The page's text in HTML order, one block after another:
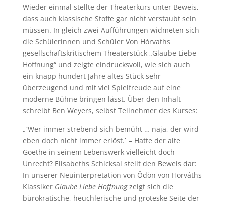
Wieder einmal stellte der Theaterkurs unter Beweis,
dass auch klassische Stoffe gar nicht verstaubt sein
müssen. In gleich zwei Aufführungen widmeten sich
die Schülerinnen und Schüler Von Hórvaths
gesellschaftskritischem Theaterstück „Glaube Liebe
Hoffnung“ und zeigte eindrucksvoll, wie sich auch
ein knapp hundert Jahre altes Stück sehr
überzeugend und mit viel Spielfreude auf eine
moderne Bühne bringen lässt. Über den Inhalt
schreibt Ben Weyers, selbst Teilnehmer des Kurses:
„`Wer immer strebend sich bemüht … naja, der wird
eben doch nicht immer erlöst.` – Hatte der alte
Goethe in seinem Lebenswerk vielleicht doch
Unrecht? Elisabeths Schicksal stellt den Beweis dar:
In unserer Neuinterpretation von Ödön von Horváths
Klassiker Glaube Liebe Hoffnungzeigt sich die
bürokratische, heuchlerische und groteske Seite der